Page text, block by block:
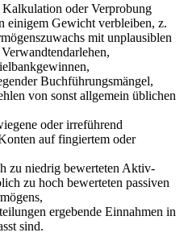
oder Verprobung
einigem Gewicht verbleiben, z.
mit unplausiblen
Buchführungsmängel,
von sonst allgemein üblichen
oder irreführend
auf fingiertem oder
zu niedrig bewerteten Aktiv-
zu hoch bewerteten passiven
ergebende Einnahmen in
sind.